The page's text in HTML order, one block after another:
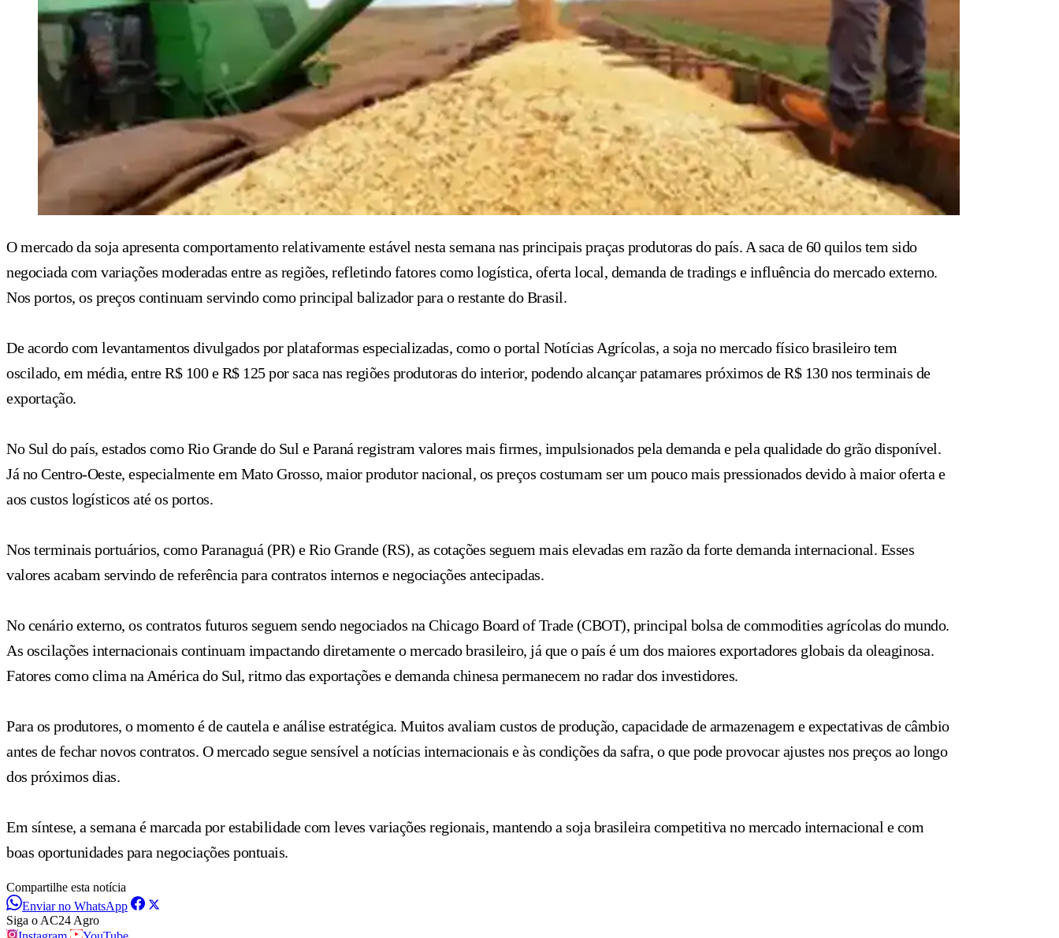
O mercado da soja apresenta comportamento relativamente estável nesta semana nas principais praças produtoras do país. A saca de 60 quilos tem sido
negociada com variações moderadas entre as regiões, refletindo fatores como logística, oferta local, demanda de tradings e influência do mercado externo.
Nos portos, os preços continuam servindo como principal balizador para o restante do Brasil.
De acordo com levantamentos divulgados por plataformas especializadas, como o portal Notícias Agrícolas, a soja no mercado físico brasileiro tem
oscilado, em média, entre R$ 100 e R$ 125 por saca nas regiões produtoras do interior, podendo alcançar patamares próximos de R$ 130 nos terminais de
exportação.
No Sul do país, estados como Rio Grande do Sul e Paraná registram valores mais firmes, impulsionados pela demanda e pela qualidade do grão disponível.
Já no Centro-Oeste, especialmente em Mato Grosso, maior produtor nacional, os preços costumam ser um pouco mais pressionados devido à maior oferta e
aos custos logísticos até os portos.
Nos terminais portuários, como Paranaguá (PR) e Rio Grande (RS), as cotações seguem mais elevadas em razão da forte demanda internacional. Esses
valores acabam servindo de referência para contratos internos e negociações antecipadas.
No cenário externo, os contratos futuros seguem sendo negociados na Chicago Board of Trade (CBOT), principal bolsa de commodities agrícolas do mundo.
As oscilações internacionais continuam impactando diretamente o mercado brasileiro, já que o país é um dos maiores exportadores globais da oleaginosa.
Fatores como clima na América do Sul, ritmo das exportações e demanda chinesa permanecem no radar dos investidores.
Para os produtores, o momento é de cautela e análise estratégica. Muitos avaliam custos de produção, capacidade de armazenagem e expectativas de câmbio
antes de fechar novos contratos. O mercado segue sensível a notícias internacionais e às condições da safra, o que pode provocar ajustes nos preços ao longo
dos próximos dias.
Em síntese, a semana é marcada por estabilidade com leves variações regionais, mantendo a soja brasileira competitiva no mercado internacional e com
boas oportunidades para negociações pontuais.
Compartilhe esta notícia
Enviar no WhatsApp
Siga o AC24 Agro